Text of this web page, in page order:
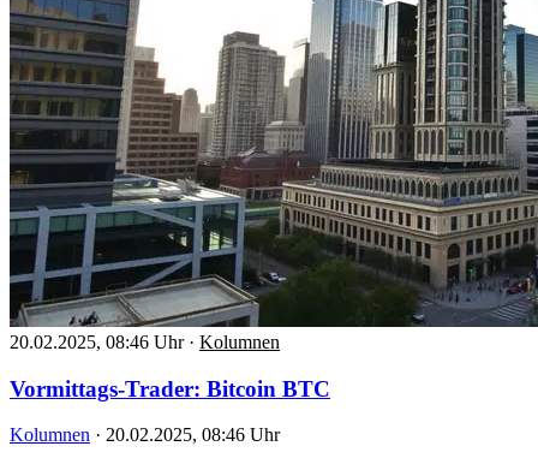
20.02.2025, 08:46 Uhr · Kolumnen
Vormittags-Trader: Bitcoin BTC
Kolumnen · 20.02.2025, 08:46 Uhr